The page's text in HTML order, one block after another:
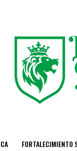
FORTALECIMIENTO